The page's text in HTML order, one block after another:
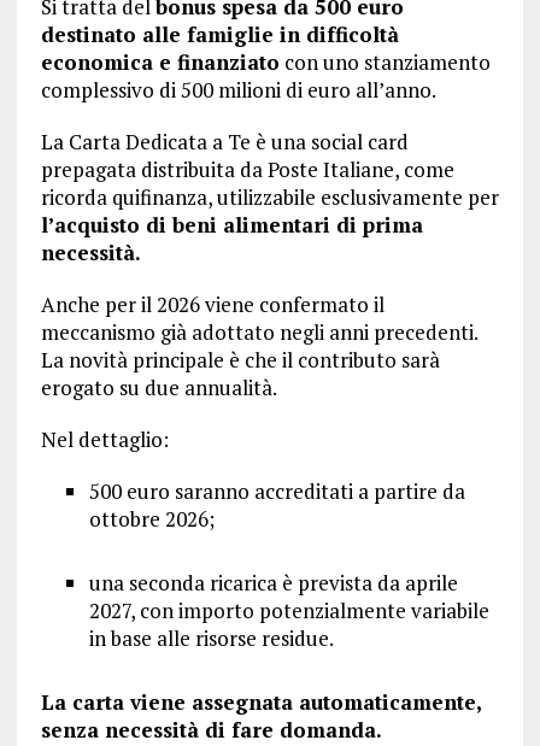
Si tratta delbonus spesa da 500 euro
destinato alle famiglie in difficoltà
economica e finanziato con uno stanziamento
complessivo di 500 milioni di euro all’anno.
La Carta Dedicata a Te è una social card
prepagata distribuita da Poste Italiane, come
ricorda quifinanza, utilizzabile esclusivamente per
l’acquisto di beni alimentari di prima
necessità.
Anche per il 2026 viene confermato il
meccanismo già adottato negli anni precedenti.
La novità principale è che il contributo sarà
erogato su due annualità.
Nel dettaglio:
500 euro saranno accreditati a partire da
ottobre 2026;
una seconda ricarica è prevista da aprile
2027, con importo potenzialmente variabile
in base alle risorse residue.
La carta viene assegnata automaticamente,
senza necessità di fare domanda.